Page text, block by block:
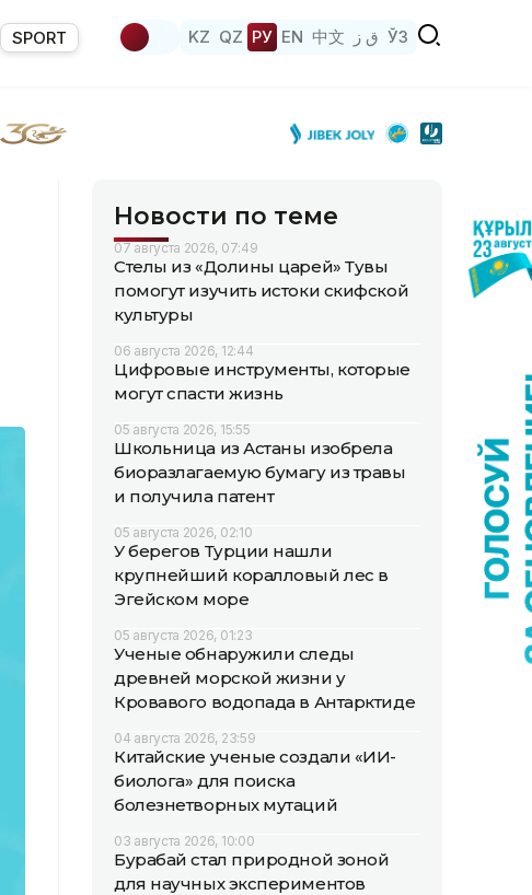
SPORT KZ QZ РУ EN 中文 ق ز ЎЗ
Новости по теме
07 августа 2026, 07:49
Стелы из «Долины царей» Тувы
помогут изучить истоки скифской
культуры
06 августа 2026, 12:44
Цифровые инструменты, которые
могут спасти жизнь
05 августа 2026, 15:55
Школьница из Астаны изобрела
биоразлагаемую бумагу из травы
и получила патент
05 августа 2026, 02:10
У берегов Турции нашли
крупнейший коралловый лес в
Эгейском море
05 августа 2026, 01:23
Ученые обнаружили следы
древней морской жизни у
Кровавого водопада в Антарктиде
04 августа 2026, 23:59
Китайские ученые создали «ИИ-
биолога» для поиска
болезнетворных мутаций
03 августа 2026, 10:00
Бурабай стал природной зоной
для научных экспериментов